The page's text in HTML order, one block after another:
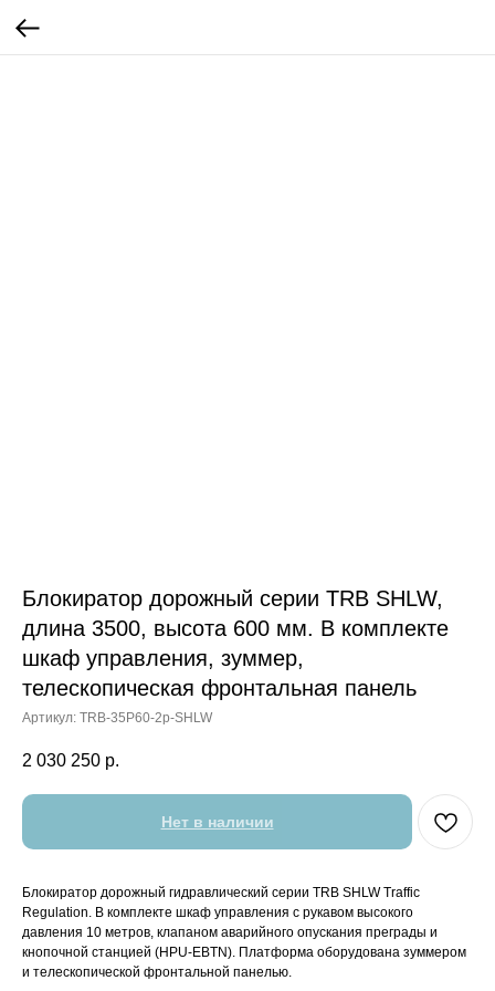
Блокиратор дорожный серии TRB SHLW,
длина 3500, высота 600 мм. В комплекте
шкаф управления, зуммер,
телескопическая фронтальная панель
Артикул: TRB-35P60-2p-SHLW
2 030 250 р.
Нет в наличии
Блокиратор дорожный гидравлический серии TRB SHLW Traffic
Regulation. В комплекте шкаф управления с рукавом высокого
давления 10 метров, клапаном аварийного опускания преграды и
кнопочной станцией (HPU-EBTN). Платформа оборудована зуммером
и телескопической фронтальной панелью.